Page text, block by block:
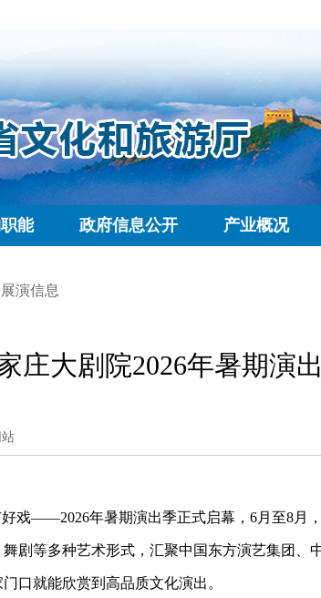
能 政府信息公开 产业概况
展演信息
庄大剧院2026年暑期演
戏——2026年暑期演出季正式启幕，6月至8月
剧等多种艺术形式，汇聚中国东方演艺集团、
口就能欣赏到高品质文化演出。